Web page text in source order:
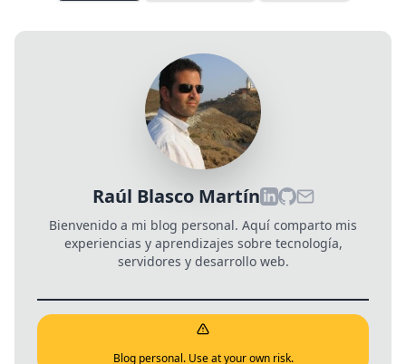
Raúl Blasco Martín
Bienvenido a mi blog personal. Aquí comparto mis
experiencias y aprendizajes sobre tecnología,
servidores y desarrollo web.
Blog personal. Use at your own risk.